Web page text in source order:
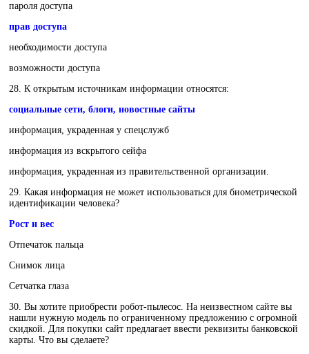
пароля доступа
прав доступа
необходимости доступа
возможности доступа
28. К открытым источникам информации относятся:
социальные сети, блоги, новостные сайты
информация, украденная у спецслужб
информация из вскрытого сейфа
информация, украденная из правительственной организации.
29. Какая информация не может использоваться для биометрической
идентификации человека?
Рост и вес
Отпечаток пальца
Снимок лица
Сетчатка глаза
30. Вы хотите приобрести робот-пылесос. На неизвестном сайте вы
нашли нужную модель по ограниченному предложению с огромной
скидкой. Для покупки сайт предлагает ввести реквизиты банковской
карты. Что вы сделаете?